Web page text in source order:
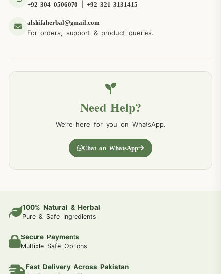
+92 304 0506070 +92 321 3131415
alshifaherbal@gmail.com
For orders, support & product queries.
Need Help?
We’re here for you on WhatsApp.
Chat on WhatsApp
100% Natural & Herbal
Pure & Safe Ingredients
Secure Payments
Multiple Safe Options
Fast Delivery Across Pakistan